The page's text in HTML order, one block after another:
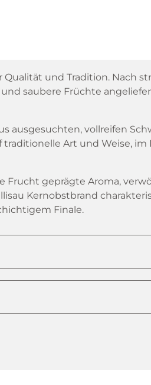
Qualität und Tradition. Nach
saubere Früchte
ausgesuchten, vollreifen
Art und Weise,
Frucht geprägte Aroma,
Kernobstbrand
Finale.